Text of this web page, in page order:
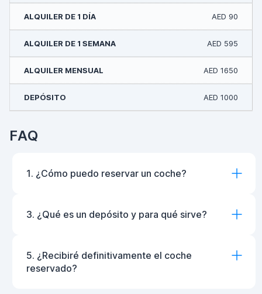
AED 90
AED 595
AED 1650
AED 1000
FAQ
1. ¿Cómo puedo reservar un coche?
3. ¿Qué es un depósito y para qué sirve?
5. ¿Recibiré definitivamente el coche
reservado?